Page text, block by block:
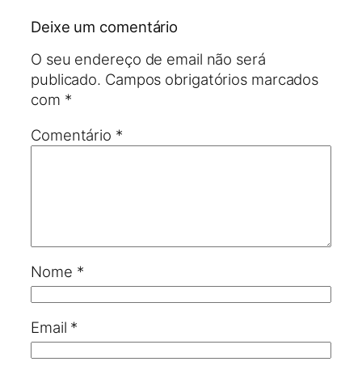
Deixe um comentário
O seu endereço de email não será
publicado. Campos obrigatórios marcados
com *
Comentário *
Nome *
Email *